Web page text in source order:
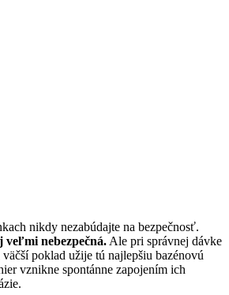
nikdy nezabúdajte na bezpečnosť.
veľmi nebezpečná. Ale pri správnej dávke
poklad užije tú najlepšiu bazénovú
vznikne spontánne zapojením ich